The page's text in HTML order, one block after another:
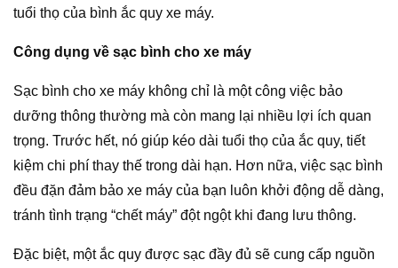
tuổi thọ của bình ắc quy xe máy.
Công dụng về sạc bình cho xe máy
Sạc bình cho xe máy không chỉ là một công việc bảo
dưỡng thông thường mà còn mang lại nhiều lợi ích quan
trọng. Trước hết, nó giúp kéo dài tuổi thọ của ắc quy, tiết
kiệm chi phí thay thế trong dài hạn. Hơn nữa, việc sạc bình
đều đặn đảm bảo xe máy của bạn luôn khởi động dễ dàng,
tránh tình trạng “chết máy” đột ngột khi đang lưu thông.
Đặc biệt, một ắc quy được sạc đầy đủ sẽ cung cấp nguồn